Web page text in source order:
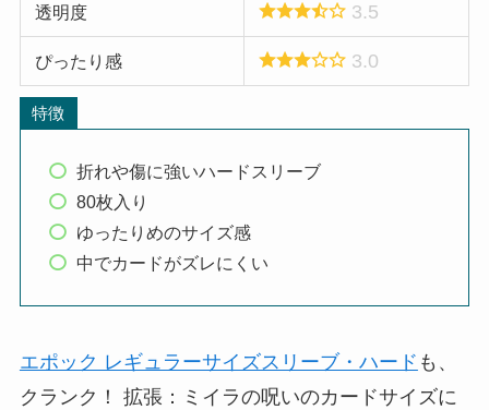
透明度 3.5
ぴったり感 3.0
特徴
折れや傷に強いハードスリーブ
80枚入り
ゆったりめのサイズ感
中でカードがズレにくい
エポック レギュラーサイズスリーブ・ハード も、
クランク！ 拡張：ミイラの呪いのカードサイズに